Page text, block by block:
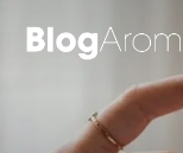
para